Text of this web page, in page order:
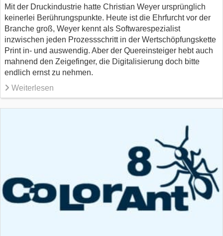
Mit der Druckindustrie hatte Christian Weyer ursprünglich
keinerlei Berührungspunkte. Heute ist die Ehrfurcht vor der
Branche groß, Weyer kennt als Softwarespezialist
inzwischen jeden Prozessschritt in der Wertschöpfungskette
Print in- und auswendig. Aber der Quereinsteiger hebt auch
mahnend den Zeigefinger, die Digitalisierung doch bitte
endlich ernst zu nehmen.
Weiterlesen